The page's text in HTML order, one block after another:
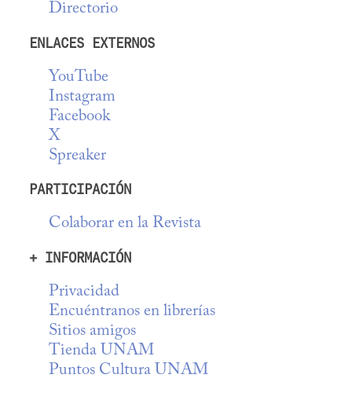
Directorio
ENLACES EXTERNOS
YouTube
Instagram
Facebook
X
Spreaker
PARTICIPACIÓN
Colaborar en la Revista
+ INFORMACIÓN
Privacidad
Encuéntranos en librerías
Sitios amigos
Tienda UNAM
Puntos Cultura UNAM